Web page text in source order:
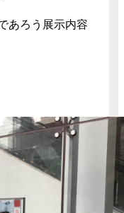
あろう展示内容